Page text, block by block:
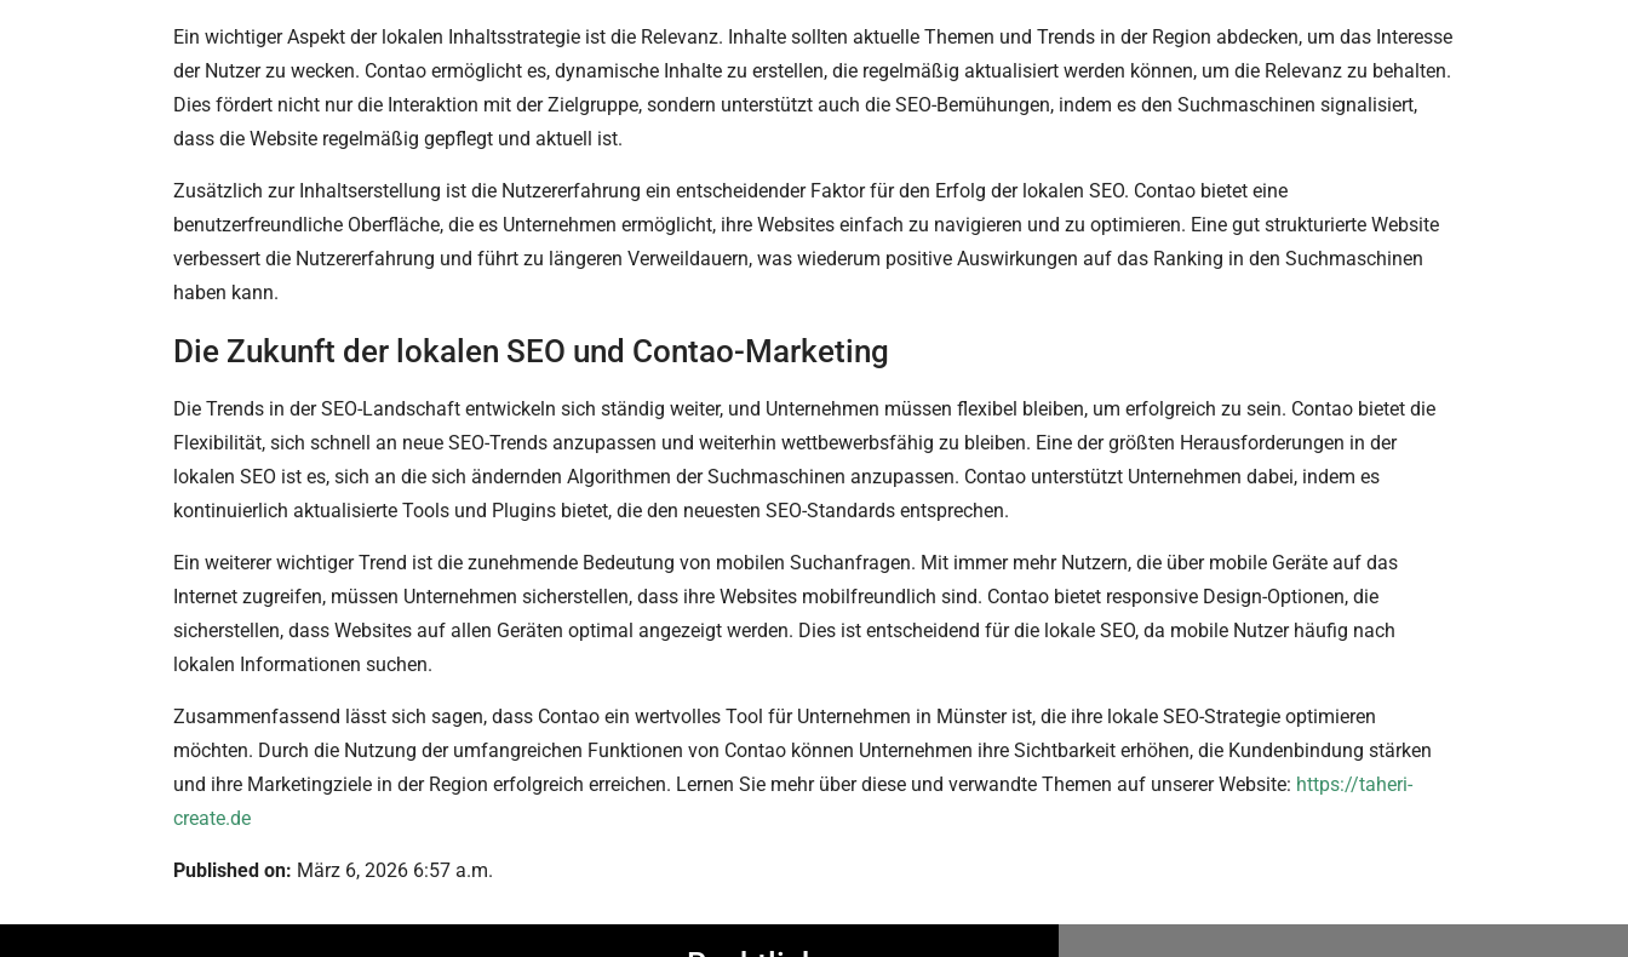
Ein wichtiger Aspekt der lokalen Inhaltsstrategie ist die Relevanz. Inhalte sollten aktuelle Themen und Trends in der Region abdecken, um das Interesse
der Nutzer zu wecken. Contao ermöglicht es, dynamische Inhalte zu erstellen, die regelmäßig aktualisiert werden können, um die Relevanz zu behalten.
Dies fördert nicht nur die Interaktion mit der Zielgruppe, sondern unterstützt auch die SEO-Bemühungen, indem es den Suchmaschinen signalisiert,
dass die Website regelmäßig gepflegt und aktuell ist.
Zusätzlich zur Inhaltserstellung ist die Nutzererfahrung ein entscheidender Faktor für den Erfolg der lokalen SEO. Contao bietet eine
benutzerfreundliche Oberfläche, die es Unternehmen ermöglicht, ihre Websites einfach zu navigieren und zu optimieren. Eine gut strukturierte Website
verbessert die Nutzererfahrung und führt zu längeren Verweildauern, was wiederum positive Auswirkungen auf das Ranking in den Suchmaschinen
haben kann.
Die Zukunft der lokalen SEO und Contao-Marketing
Die Trends in der SEO-Landschaft entwickeln sich ständig weiter, und Unternehmen müssen flexibel bleiben, um erfolgreich zu sein. Contao bietet die
Flexibilität, sich schnell an neue SEO-Trends anzupassen und weiterhin wettbewerbsfähig zu bleiben. Eine der größten Herausforderungen in der
lokalen SEO ist es, sich an die sich ändernden Algorithmen der Suchmaschinen anzupassen. Contao unterstützt Unternehmen dabei, indem es
kontinuierlich aktualisierte Tools und Plugins bietet, die den neuesten SEO-Standards entsprechen.
Ein weiterer wichtiger Trend ist die zunehmende Bedeutung von mobilen Suchanfragen. Mit immer mehr Nutzern, die über mobile Geräte auf das
Internet zugreifen, müssen Unternehmen sicherstellen, dass ihre Websites mobilfreundlich sind. Contao bietet responsive Design-Optionen, die
sicherstellen, dass Websites auf allen Geräten optimal angezeigt werden. Dies ist entscheidend für die lokale SEO, da mobile Nutzer häufig nach
lokalen Informationen suchen.
Zusammenfassend lässt sich sagen, dass Contao ein wertvolles Tool für Unternehmen in Münster ist, die ihre lokale SEO-Strategie optimieren
möchten. Durch die Nutzung der umfangreichen Funktionen von Contao können Unternehmen ihre Sichtbarkeit erhöhen, die Kundenbindung stärken
und ihre Marketingziele in der Region erfolgreich erreichen. Lernen Sie mehr über diese und verwandte Themen auf unserer Website: https://taheri-
create.de
Published on: März 6, 2026 6:57 a.m.